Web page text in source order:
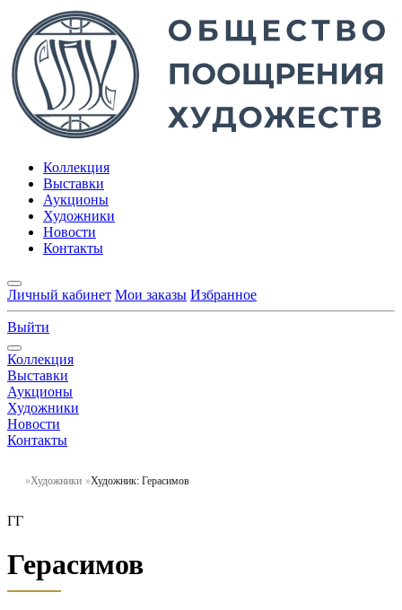
Коллекция
Выставки
Аукционы
Художники
Новости
Контакты
Личный кабинет Мои заказы Избранное
Выйти
Коллекция
Выставки
Аукционы
Художники
Новости
Контакты
Художники Художник: Герасимов
ГГ
Герасимов